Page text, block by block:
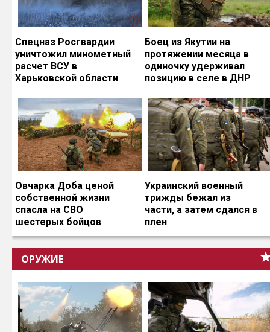
Спецназ Росгвардии
уничтожил минометный
расчет ВСУ в
Харьковской области
Боец из Якутии на
протяжении месяца в
одиночку удерживал
позицию в селе в ДНР
Овчарка Доба ценой
собственной жизни
спасла на СВО
шестерых бойцов
Украинский военный
трижды бежал из
части, а затем сдался в
плен
ОРУЖИЕ